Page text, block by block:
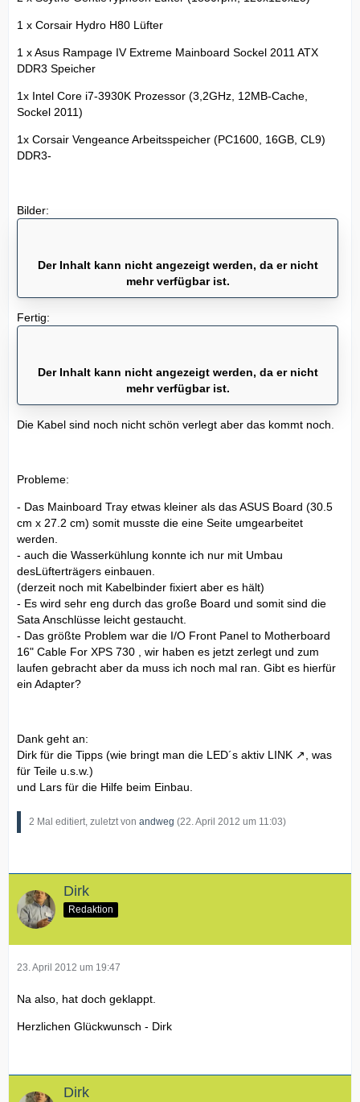
1 x Corsair Hydro H80 Lüfter
1 x Asus Rampage IV Extreme Mainboard Sockel 2011 ATX
DDR3 Speicher
1x Intel Core i7-3930K Prozessor (3,2GHz, 12MB-Cache,
Sockel 2011)
1x Corsair Vengeance Arbeitsspeicher (PC1600, 16GB, CL9)
DDR3-
Bilder:
Der Inhalt kann nicht angezeigt werden, da er nicht
mehr verfügbar ist.
Fertig:
Der Inhalt kann nicht angezeigt werden, da er nicht
mehr verfügbar ist.
Die Kabel sind noch nicht schön verlegt aber das kommt noch.
Probleme:
- Das Mainboard Tray etwas kleiner als das ASUS Board (30.5
cm x 27.2 cm) somit musste die eine Seite umgearbeitet
werden.
- auch die Wasserkühlung konnte ich nur mit Umbau
desLüfterträgers einbauen.
(derzeit noch mit Kabelbinder fixiert aber es hält)
- Es wird sehr eng durch das große Board und somit sind die
Sata Anschlüsse leicht gestaucht.
- Das größte Problem war die I/O Front Panel to Motherboard
16" Cable For XPS 730 , wir haben es jetzt zerlegt und zum
laufen gebracht aber da muss ich noch mal ran. Gibt es hierfür
ein Adapter?
Dank geht an:
Dirk für die Tipps (wie bringt man die LED´s aktiv LINK
, was
für Teile u.s.w.)
und Lars für die Hilfe beim Einbau.
2 Mal editiert, zuletzt von andweg (22. April 2012 um 11:03)
Dirk
Redaktion
23. April 2012 um 19:47
Na also, hat doch geklappt.
Herzlichen Glückwunsch - Dirk
Dirk